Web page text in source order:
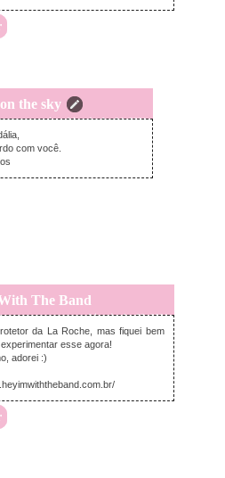
the sky
quinta-feira, junho 24, 2021
com você.
The Band
terça-feira, junho 22, 2021
da La Roche, mas fiquei bem
esse agora!
adorei :)